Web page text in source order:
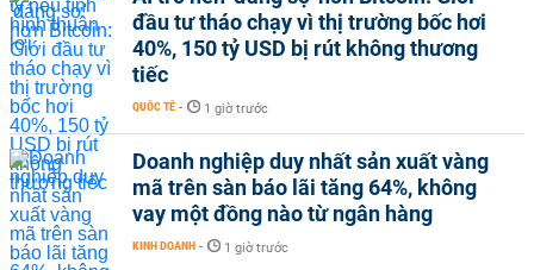
đầu tư tháo chạy vì thị trường bốc hơi
40%, 150 tỷ USD bị rút không thương
tiếc
QUỐC TẾ - 1 giờ trước
Doanh nghiệp duy nhất sản xuất vàng
mã trên sàn báo lãi tăng 64%, không
vay một đồng nào từ ngân hàng
KINH DOANH - 1 giờ trước